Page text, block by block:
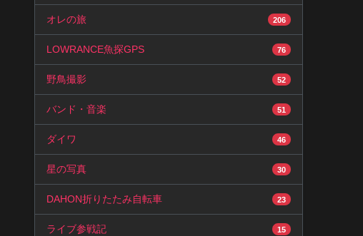
オレの旅 206
LOWRANCE魚探GPS 76
野鳥撮影 52
バンド・音楽 51
ダイワ 46
星の写真 30
DAHON折りたたみ自転車 23
ライブ参戦記 15